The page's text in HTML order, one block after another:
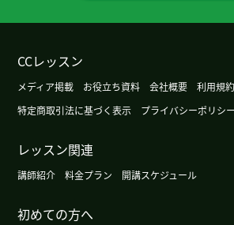
CCレッスン
メディア掲載 お役立ち資料 会社概要
利用規約
特定商取引法に基づく表示
プライバシーポリシー
レッスン関連
講師紹介 料金プラン 開講スケジュール
初めての方へ